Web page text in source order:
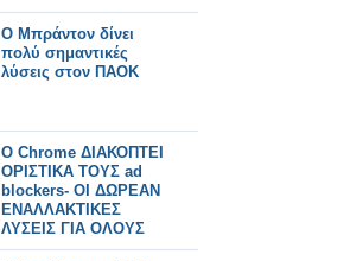
Ο Μπράντον δίνει
πολύ σημαντικές
λύσεις στον ΠΑΟΚ
Ο Chrome ΔΙΑΚΟΠΤΕΙ
ΟΡΙΣΤΙΚΑ ΤΟΥΣ ad
blockers- ΟΙ ΔΩΡΕΑΝ
ΕΝΑΛΛΑΚΤΙΚΕΣ
ΛΥΣΕΙΣ ΓΙΑ ΟΛΟΥΣ